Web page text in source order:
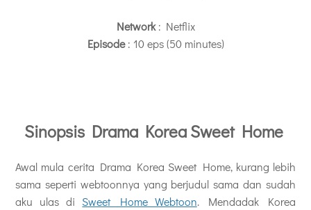
Network: Netflix
Episode: 10 eps (50 minutes)
Sinopsis Drama Korea Sweet Home
Awal mula cerita Drama Korea Sweet Home, kurang lebih
sama seperti webtoonnya yang berjudul sama dan sudah
aku ulas di Sweet Home Webtoon. Mendadak Korea